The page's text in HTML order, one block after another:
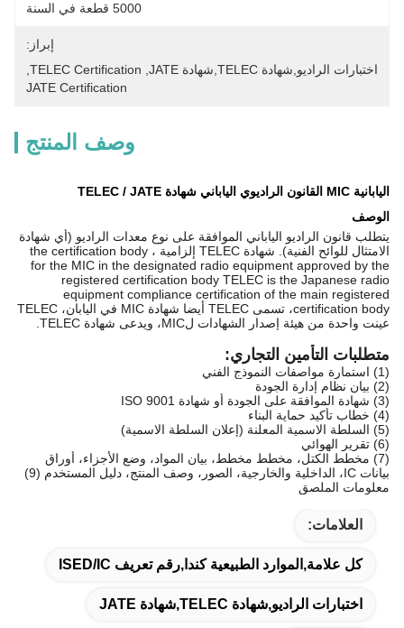
5000 قطعة في السنة
إبراز:
اختبارات الراديو,شهادة TELEC,شهادة JATE
TELEC Certification
JATE Certification
وصف المنتج
اليابانية MIC القانون الراديوي الياباني شهادة TELEC / JATE
الوصف
يتطلب قانون الراديو الياباني الموافقة على نوع معدات الراديو (أي شهادة
الامتثال للوائح الفنية). شهادة TELEC إلزامية ، the certification body
for the MIC in the designated radio equipment approved by the
registered certification body TELEC is the Japanese radio
equipment compliance certification of the main registered
certification body، تسمى TELEC أيضا شهادة MIC في اليابان، TELEC
عينت واحدة من هيئة إصدار الشهادات لMIC، ويدعى شهادة TELEC.
متطلبات التأمين التجاري:
(1) استمارة مواصفات النموذج الفني
(2) بيان نظام إدارة الجودة
(3) شهادة الموافقة على الجودة أو شهادة ISO 9001
(4) خطاب تأكيد حماية البناء
(5) السلطة الاسمية المعلنة (إعلان السلطة الاسمية)
(6) تقرير الهوائي
(7) مخطط الكتل، مخطط مخطط، بيان المواد، وضع الأجزاء، أوراق
بيانات IC، الداخلية والخارجية، الصور، وصف المنتج، دليل المستخدم (9)
معلومات الملصق
العلامات:
كل علامة,الموارد الطبيعية كندا,رقم تعريف ISED/IC
اختبارات الراديو,شهادة TELEC,شهادة JATE